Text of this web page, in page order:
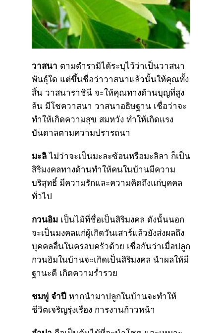
วาสนา ตามตำรามิได้ระบุไว้ว่าเป็นวาสนา
พันธุ์ใด แต่ขึ้นชื่อว่าวาสนาแล้วนั้นให้คุณทั้ง
สิ้น วาสนาราชินี จะให้คุณทางด้านบุญที่สูง
ล้น มีโชควาสนา วาสนาอธิษฐาน เชื่อว่าจะ
ทำให้เกิดความสุข สมหวัง ทำให้เกิดแรง
บันดาลตามความปรารถนา
มะลิ ไม่ว่าจะเป็นมะละซ้อนหรือมะลิลา ก็เป็น
สิริมงคลทางด้านทำให้คนในบ้านมีความ
บริสุทธิ์ มีความรักและความคิดถึงแก่บุคคล
ทั่วไป
กวนอิม เป็นไม้ที่ชื่อเป็นสิริมงคล ดังนั้นนอก
จะเป็นมงคลแก่ผู้เกิดวันเสาร์แล้วยังส่งผลถึง
บุคคลอื่นในครอบครัวด้วย เชื่อกันว่าเมื่อปลูก
กวนอิมในบ้านจะเกิดเป็นสิริมงคล นำผลให้มี
ฐานะดี เกิดความร่ำรวย
ชมพู่ จำปี หากนำมาปลูกในบ้านจะทำให้
ชีวิตเจริญรุ่งเรือง การงานก้าวหน้า